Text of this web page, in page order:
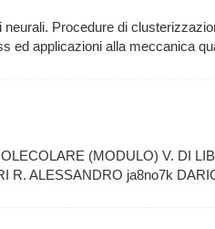
Procedure di
ed applicazioni alla meccanica
(MODULO) V. DI
R. ALESSANDRO ja8no7k